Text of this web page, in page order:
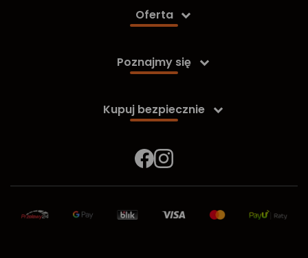
Oferta 
Poznajmy się 
Kupuj bezpiecznie 